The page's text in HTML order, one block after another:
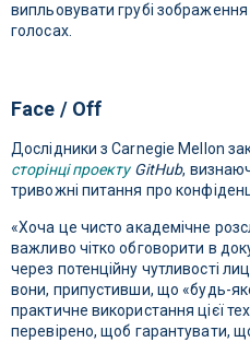
випльовувати грубі зображення
голосах.
Face / Off
Дослідники з Carnegie Mellon
сторінці проекту GitHub,
тривожні питання про
«Хоча це чисто академічне
важливо чітко обговорити в
через потенційну чутливості
вони, припустивши, що «будь-
практичне використання цієї
перевірено, щоб гарантувати,